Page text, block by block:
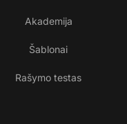
Akademija
Šablonai
Rašymo testas